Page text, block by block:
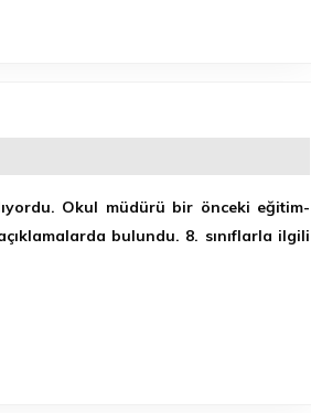
Okul müdürü bir önceki eğitim-
bulundu. 8. sınıflarla ilgili